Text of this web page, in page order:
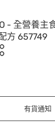
- 全營養主
方 657749
有貨通知